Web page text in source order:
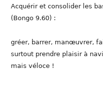
Acquérir et consolider les
(Bongo 9.60) :
gréer, barrer, manœuvrer,
surtout prendre plaisir à
mais véloce !